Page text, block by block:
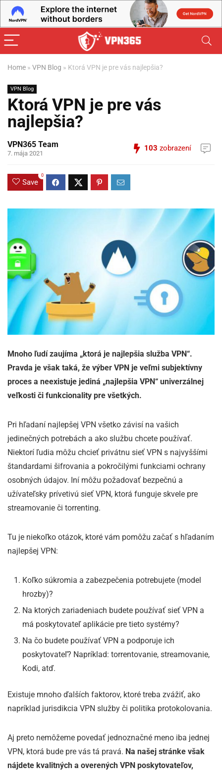
Home » VPN Blog » Ktorá VPN je pre vás najlepšia?
VPN Blog
Ktorá VPN je pre vás
najlepšia?
VPN365 Team
7. mája 2021
103 zobrazení
Save
0
Mnoho ľudí zaujíma „ktorá je najlepšia služba VPN“.
Pravda je však taká, že výber VPN je veľmi subjektívny
proces a neexistuje jediná „najlepšia VPN“ univerzálnej
veľkosti či funkcionality pre všetkých.
Pri hľadaní najlepšej VPN všetko závisí na vašich
jedinečných potrebách a ako službu chcete používať.
Niektorí ľudia môžu chcieť privátnu sieť VPN s najvyššími
štandardami šifrovania a pokročilými funkciami ochrany
osobných údajov. Iní môžu požadovať bezpečnú a
užívateľsky prívetivú sieť VPN, ktorá funguje skvele pre
streamovanie či torrenting.
Tu je niekoľko otázok, ktoré vám pomôžu začať s hľadaním
najlepšej VPN:
Koľko súkromia a zabezpečenia potrebujete (model
hrozby)?
Na ktorých zariadeniach budete používať sieť VPN a
má poskytovateľ aplikácie pre tieto systémy?
Na čo budete používať VPN a podporuje ich
poskytovateľ? Napríklad: torrentovanie, streamovanie,
Kodi, atď.
Existuje mnoho ďalších faktorov, ktoré treba zvážiť, ako
napríklad jurisdikcia VPN služby či politika protokolovania.
Aj preto nemôžeme povedať jednoznačné meno iba jednej
VPN, ktorá bude pre vás tá pravá. Na našej stránke však
nájdete kvalitných a overených VPN poskytovateľov,